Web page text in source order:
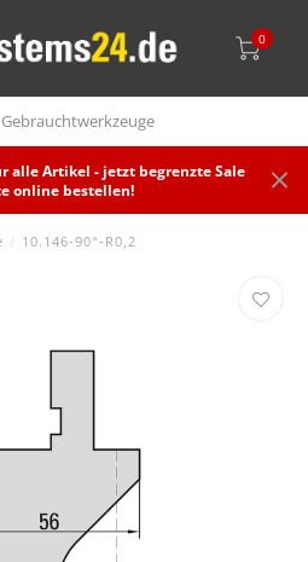
0
alle Artikel - jetzt begrenzte Sale
online bestellen!
/ 10.146-90°-R0,2